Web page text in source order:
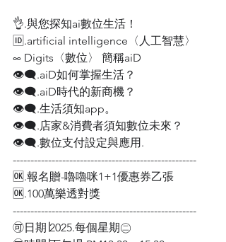
👌.與您探知ai數位生活！
🆔.artificial intelligence〈人工智慧〉
∞ Digits〈數位〉 簡稱aiD
👁‍🗨.aiD如何掌握生活？
👁‍🗨.aiD時代的新商機？
👁‍🗨.生活須知app。
👁‍🗨.店家&消費者須知數位未來？
👁‍🗨.數位支付設定與應用.
----------------------------------------------------
🆗.報名贈-嚕嚕咪1+1優惠券乙張
🆗.100萬樂透對獎
----------------------------------------------------
🉑日期∣2025.每個星期㊁